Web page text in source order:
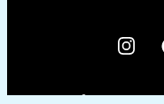
I
© 2023 by ATAM